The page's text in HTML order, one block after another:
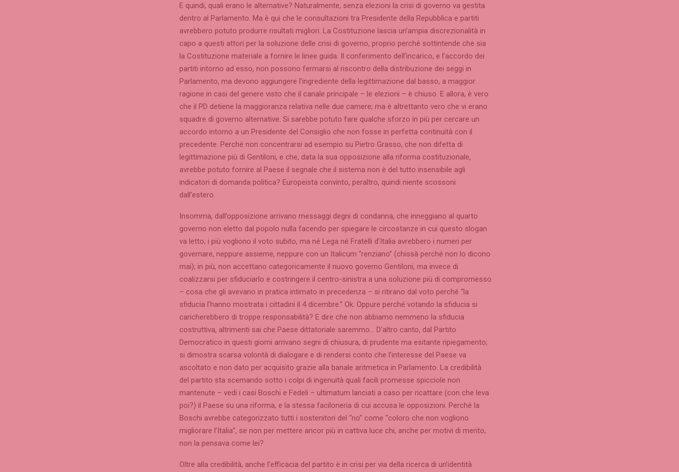
E quindi, quali erano le alternative? Naturalmente, senza elezioni la crisi di governo va gestita
dentro al Parlamento. Ma è qui che le consultazioni tra Presidente della Repubblica e partiti
avrebbero potuto produrre risultati migliori. La Costituzione lascia un’ampia discrezionalità in
capo a questi attori per la soluzione delle crisi di governo, proprio perché sottintende che sia
la Costituzione materiale a fornire le linee guida. Il conferimento dell’incarico, e l’accordo dei
partiti intorno ad esso, non possono fermarsi al riscontro della distribuzione dei seggi in
Parlamento, ma devono aggiungere l’ingrediente della legittimazione dal basso, a maggior
ragione in casi del genere visto che il canale principale – le elezioni – è chiuso. E allora, è vero
che il PD detiene la maggioranza relativa nelle due camere; ma è altrettanto vero che vi erano
squadre di governo alternative. Si sarebbe potuto fare qualche sforzo in più per cercare un
accordo intorno a un Presidente del Consiglio che non fosse in perfetta continuità con il
precedente. Perché non concentrarsi ad esempio su Pietro Grasso, che non difetta di
legittimazione più di Gentiloni, e che, data la sua opposizione alla riforma costituzionale,
avrebbe potuto fornire al Paese il segnale che il sistema non è del tutto insensibile agli
indicatori di domanda politica? Europeista convinto, peraltro, quindi niente scossoni
dall’estero.
Insomma, dall’opposizione arrivano messaggi degni di condanna, che inneggiano al quarto
governo non eletto dal popolo nulla facendo per spiegare le circostanze in cui questo slogan
va letto; i più vogliono il voto subito, ma né Lega né Fratelli d’Italia avrebbero i numeri per
governare, neppure assieme, neppure con un Italicum “renziano” (chissà perché non lo dicono
mai); in più, non accettano categoricamente il nuovo governo Gentiloni, ma invece di
coalizzarsi per sfiduciarlo e costringere il centro-sinistra a una soluzione più di compromesso
– cosa che gli avevano in pratica intimato in precedenza – si ritirano dal voto perché “la
sfiducia l’hanno mostrata i cittadini il 4 dicembre.” Ok. Oppure perché votando la sfiducia si
caricherebbero di troppe responsabilità? E dire che non abbiamo nemmeno la sfiducia
costruttiva, altrimenti sai che Paese dittatoriale saremmo… D’altro canto, dal Partito
Democratico in questi giorni arrivano segni di chiusura, di prudente ma esitante ripiegamento;
si dimostra scarsa volontà di dialogare e di rendersi conto che l’interesse del Paese va
ascoltato e non dato per acquisito grazie alla banale aritmetica in Parlamento. La credibilità
del partito sta scemando sotto i colpi di ingenuità quali facili promesse spicciole non
mantenute – vedi i casi Boschi e Fedeli – ultimatum lanciati a caso per ricattare (con che leva
poi?) il Paese su una riforma, e la stessa faciloneria di cui accusa le opposizioni. Perché la
Boschi avrebbe categorizzato tutti i sostenitori del “no” come “coloro che non vogliono
migliorare l’Italia”, se non per mettere ancor più in cattiva luce chi, anche per motivi di merito,
non la pensava come lei?
Oltre alla credibilità, anche l’efficacia del partito è in crisi per via della ricerca di un’identità